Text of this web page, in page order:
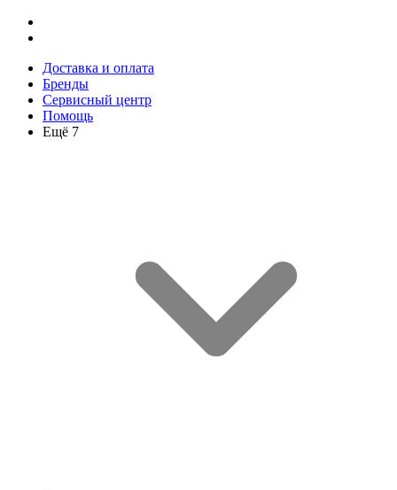
Доставка и оплата
Бренды
Сервисный центр
Помощь
Ещё 7